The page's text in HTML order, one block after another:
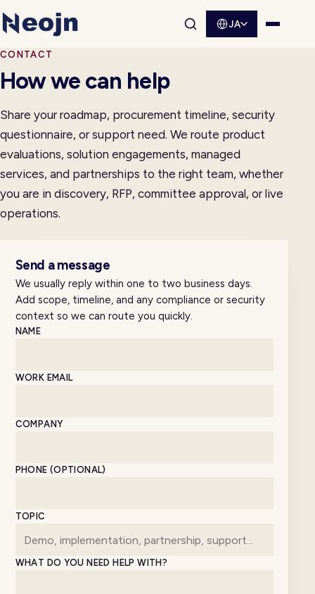
サイト内検索を開く
JA
CONTACT
How we can help
Share your roadmap, procurement timeline, security
questionnaire, or support need. We route product
evaluations, solution engagements, managed
services, and partnerships to the right team, whether
you are in discovery, RFP, committee approval, or live
operations.
Send a message
We usually reply within one to two business days.
Add scope, timeline, and any compliance or security
context so we can route you quickly.
Website
NAME
WORK EMAIL
COMPANY
PHONE (OPTIONAL)
TOPIC
WHAT DO YOU NEED HELP WITH?